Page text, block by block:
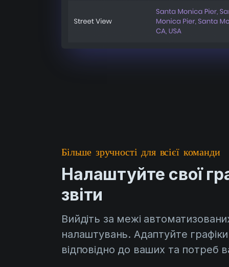
Більше зручності для всієї команди
Налаштуйте свої
звіти
Вийдіть за межі
налаштувань. Адаптуйте графіки
відповідно до ваших та потреб